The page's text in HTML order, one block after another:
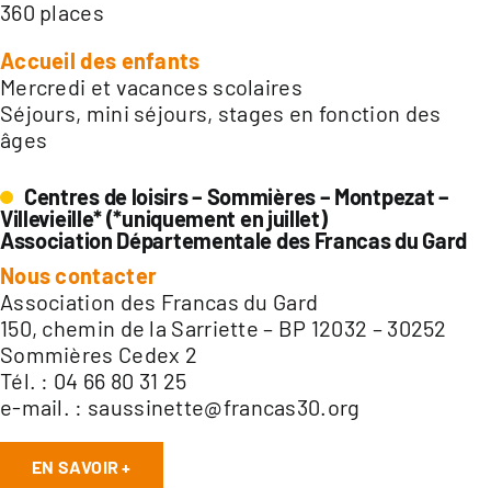
360 places
Accueil des enfants
Mercredi et vacances scolaires
Séjours, mini séjours, stages en fonction des
âges
Centres de loisirs – Sommières – Montpezat –
Villevieille* (*uniquement en juillet)
Association Départementale des Francas du Gard
Nous contacter
Association des Francas du Gard
150, chemin de la Sarriette – BP 12032 – 30252
Sommières Cedex 2
Tél. : 04 66 80 31 25
e-mail. : saussinette@francas30.org
EN SAVOIR +